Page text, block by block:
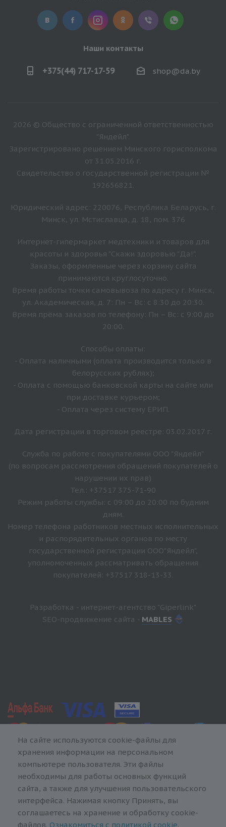
Наши контакты
+375(44) 717-17-59 shop@da.by
2026 © Общество с ограниченной ответственностью
"Яндейл".
Зарегистрировано решением Минского горисполкома
от 31.05.2016 г.
Свидетельство о государственной регистрации №
192656821.
Юридический адрес: 220076, Республика Беларусь, г.
Минск, ул. Мстиславца, д. 18, пом. 376
Интернет-гипермаркет медтехники и товаров для
красоты и здоровья "Скажи здоровью "Да!".
Заказы, оформленные через корзину сайта
принимаются круглосуточно.
Время работы точки самовывоза по адресу г. Минск,
ул. Академическая, д. 7: Пн – Вс: с 8:30 до 20:30.
Время прёма заказов по телефону: Пн – Вс: с 9:00 до
20:00.
Способы оплаты:
- Оплата наличными (оплата производится только в
белорусских рублях);
- Оплата с помощью банковской карты на сайте или
при доставке курьером;
- Оплата через систему ЕРИП.
Дата регистрации в торговом реестре: 03.02.2017 г.
Служба по работе с покупателями ООО "Яндейл"
(по вопросам рассмотрения обращений покупателей о
нарушении их прав)
Тел.: +37517 375-71-90
Режим работы службы: с 09:00 до 20:00 по будним
дням.
Номер телефона работников местных исполнительных
и распорядительных органов по месту
государственной регистрации ООО"Яндейл",
уполномоченных рассматривать обращения
покупателей: +37517 318-13-33.
Разработка - интернет-агентство "Giperlink"
SEO-продвижение сайта - MABLES
На сайте используются cookie-файлы для
хранения информации на персональном
компьютере пользователя. Эти файлы
необходимы для работы основных функций
сайта, а также для улучшения пользовательского
интерфейса. Нажимая кнопку Принять, вы
соглашаетесь на хранение и обработку cookie-
файлов. Ознакомиться с политикой cookie.